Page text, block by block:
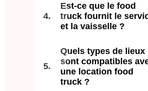
Est-ce que le food
truck fournit le
et la vaisselle ?
Quels types de lieux
sont compatibles
une location food
truck ?